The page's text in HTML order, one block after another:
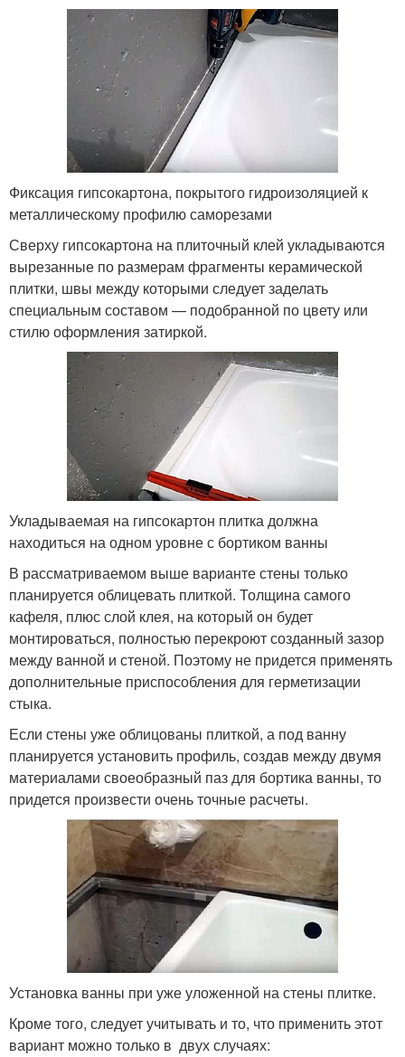
Фиксация гипсокартона, покрытого гидроизоляцией к
металлическому профилю саморезами
Сверху гипсокартона на плиточный клей укладываются
вырезанные по размерам фрагменты керамической
плитки, швы между которыми следует заделать
специальным составом — подобранной по цвету или
стилю оформления затиркой.
Укладываемая на гипсокартон плитка должна
находиться на одном уровне с бортиком ванны
В рассматриваемом выше варианте стены только
планируется облицевать плиткой. Толщина самого
кафеля, плюс слой клея, на который он будет
монтироваться, полностью перекроют созданный зазор
между ванной и стеной. Поэтому не придется применять
дополнительные приспособления для герметизации
стыка.
Если стены уже облицованы плиткой, а под ванну
планируется установить профиль, создав между двумя
материалами своеобразный паз для бортика ванны, то
придется произвести очень точные расчеты.
Установка ванны при уже уложенной на стены плитке.
Кроме того, следует учитывать и то, что применить этот
вариант можно только в двух случаях: